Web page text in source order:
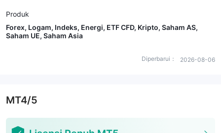
Produk
Forex, Logam, Indeks, Energi, ETF CFD, Kripto, Saham AS,
Saham UE, Saham Asia
Diperbarui： 2026-08-06
MT4/5